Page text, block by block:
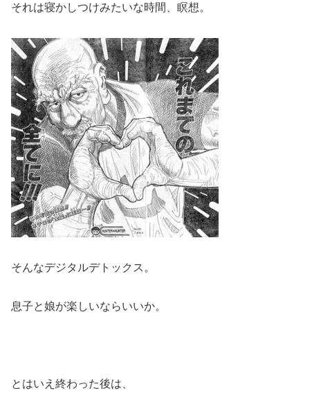
それは寝かしつけみたいな時間、瞑想。
そんなデジタルデトックス。
息子と娘が楽しいならいいか。
とはいえ終わった後は、